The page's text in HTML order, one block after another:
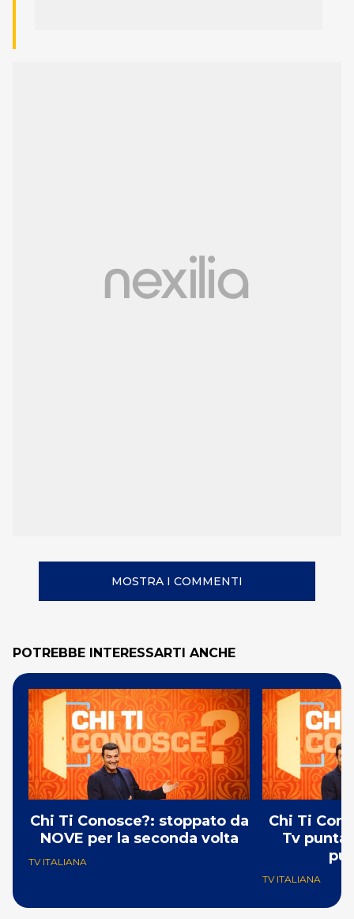
MOSTRA I COMMENTI
POTREBBE INTERESSARTI ANCHE
Chi Ti Conosce?: stoppato da
NOVE per la seconda volta
TV ITALIANA
Chi Ti
Tv
TV ITALIANA